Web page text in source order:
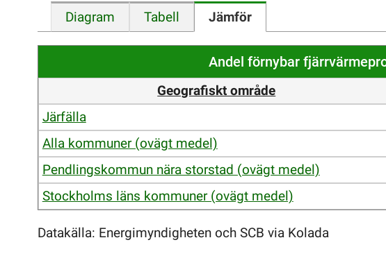
Diagram Tabell Jämför
Andel förnybar
Geografiskt område
Järfälla
Alla kommuner (ovägt medel)
Pendlingskommun nära storstad (ovägt medel)
Stockholms läns kommuner (ovägt medel)
Datakälla: Energimyndigheten och SCB via Kolada